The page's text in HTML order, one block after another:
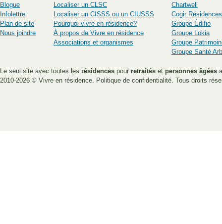
Blogue
Infolettre
Plan de site
Nous joindre
Localiser un CLSC
Localiser un CISSS ou un CIUSSS
Pourquoi vivre en résidence?
À propos de Vivre en résidence
Associations et organismes
Chartwell
Cogir Résidences
Groupe Édifio
Groupe Lokia
Groupe
Groupe Santé
Le seul site avec toutes les résidences pour retraités et personnes âgées
2010-2026 © Vivre en résidence Politique de confidentialité . Tous droits